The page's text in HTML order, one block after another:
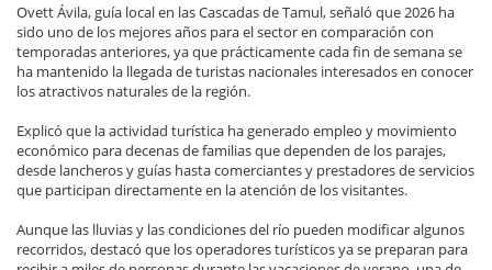
Ovett Ávila, guía local en las Cascadas de Tamul, señaló que 2026 ha
sido uno de los mejores años para el sector en comparación con
temporadas anteriores, ya que prácticamente cada fin de semana se
ha mantenido la llegada de turistas nacionales interesados en conocer
los atractivos naturales de la región.
Explicó que la actividad turística ha generado empleo y movimiento
económico para decenas de familias que dependen de los parajes,
desde lancheros y guías hasta comerciantes y prestadores de servicios
que participan directamente en la atención de los visitantes.
Aunque las lluvias y las condiciones del río pueden modificar algunos
recorridos, destacó que los operadores turísticos ya se preparan para